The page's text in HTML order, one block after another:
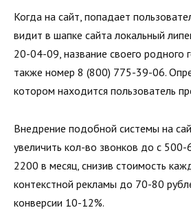
Когда на сайт, попадает
видит в шапке сайта локальный
20-04-09, название своего родного
также номер 8 (800) 775-39-06.
котором находится пользователь
Внедрение подобной системы на
увеличить кол-во звонков до с
2200 в месяц, снизив стоимость
контекстной рекламы до 70-80
конверсии 10-12%.